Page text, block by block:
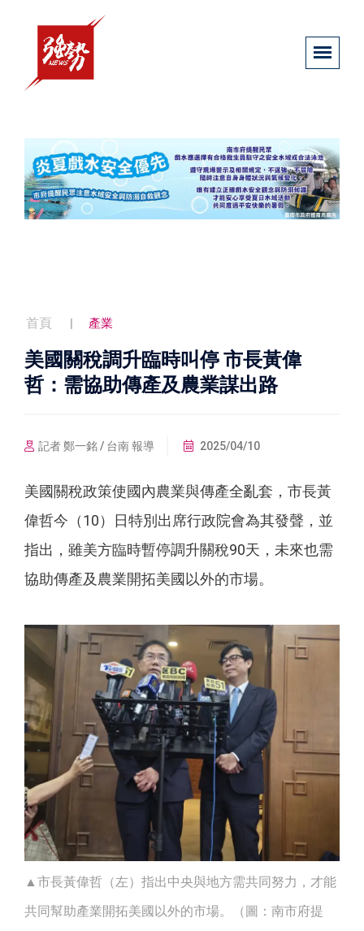
首頁 產業
美國關稅調升臨時叫停 市長黃偉
哲：需協助傳產及農業謀出路
記者 鄭一銘 / 台南 報導 2025/04/10
美國關稅政策使國內農業與傳產全亂套，市長黃
偉哲今（10）日特別出席行政院會為其發聲，並
指出，雖美方臨時暫停調升關稅90天，未來也需
協助傳產及農業開拓美國以外的市場。
▲市長黃偉哲（左）指出中央與地方需共同努力，才能
共同幫助產業開拓美國以外的市場。（圖：南市府提